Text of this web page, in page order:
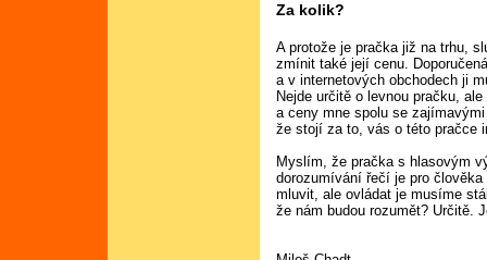
Za kolik?
A protože je pračka již na trhu,
zmínit také její cenu.
a v internetových obchodech ji
Nejde určitě o levnou pračku,
a ceny mne spolu se
že stojí za to, vás o této pračce
Myslím, že pračka s hlasovým
dorozumívání řečí je pro
mluvit, ale ovládat je musíme
že nám budou rozumět? Určitě.